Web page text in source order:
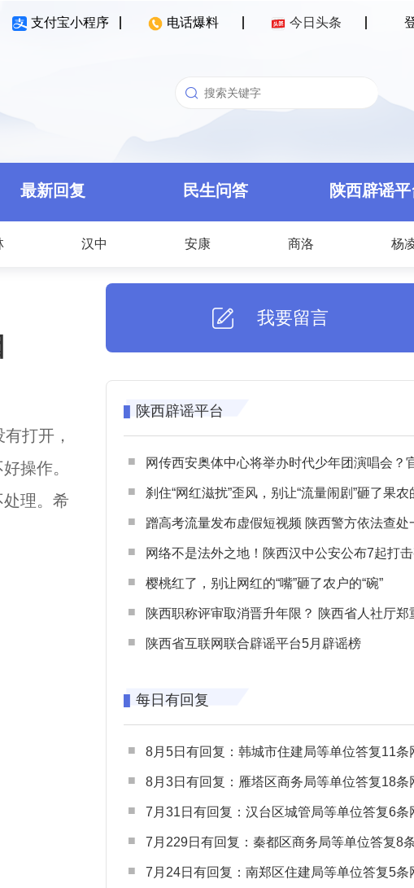
支付宝小程序 电话爆料 今日头条
最新回复 民生问答 陕西辟谣
汉中 安康 商洛 杨
打开，
操作。
理。希
我要留言
陕西辟谣平台
网传西安奥体中心将举办时代少年团演唱会？官方回应：纯
刹住“网红滋扰”歪风，别让“流量闹剧”砸了果农
蹭高考流量发布虚假短视频 陕西警方依法查处一起涉高考网络
网络不是法外之地！陕西汉中公安公布7起打击整治网谣网暴典型
樱桃红了，别让网红的“嘴”砸了农户的“碗”
陕西职称评审取消晋升年限？ 陕西省人社厅郑重声明 谨防职称评审不实言
陕西省互联网联合辟谣平台5月辟谣榜
每日有回复
8月5日有回复：韩城市住建局等单位答复11条网民
8月3日有回复：雁塔区商务局等单位答复18条网民
7月31日有回复：汉台区城管局等单位答复6条网民
7月229日有回复：秦都区商务局等单位答复8条网民
7月24日有回复：南郑区住建局等单位答复5条网民